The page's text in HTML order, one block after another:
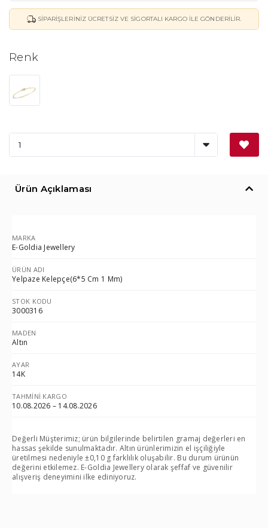
SIPARIŞLERINIZ ÜCRETSIZ VE SIGORTALI KARGO ILE GÖNDERILIR.
Renk
Ürün Açıklaması
MARKA
E-Goldia Jewellery
ÜRÜN ADI
Yelpaze Kelepçe(6*5 Cm 1 Mm)
STOK KODU
3000316
MADEN
Altın
AYAR
14K
TAHMINI KARGO
10.08.2026 – 14.08.2026
Değerli Müşterimiz; ürün bilgilerinde belirtilen gramaj değerleri en
hassas şekilde sunulmaktadır. Altın ürünlerimizin el işçiliğiyle
üretilmesi nedeniyle ±0,10 g farklılık oluşabilir. Bu durum ürünün
değerini etkilemez. E-Goldia Jewellery olarak şeffaf ve güvenilir
alışveriş deneyimini ilke ediniyoruz.